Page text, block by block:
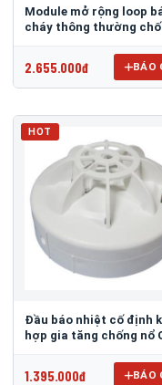
Module mở rộng loop
cháy thông thường
2.655.000đ BÁO
HOT
Đầu báo nhiệt cố định
hợp gia tăng chống nổ
1.395.000đ BÁO